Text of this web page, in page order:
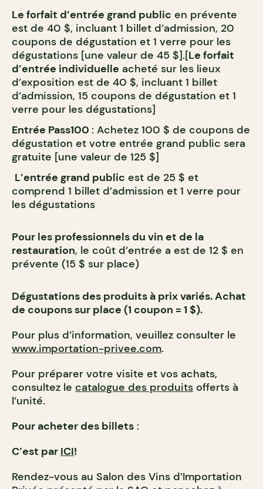
Le forfait d’entrée grand public en prévente
est de 40 $, incluant 1 billet d’admission, 20
coupons de dégustation et 1 verre pour les
dégustations [une valeur de 45 $].[Le forfait
d’entrée individuelle acheté sur les lieux
d’exposition est de 40 $, incluant 1 billet
d’admission, 15 coupons de dégustation et 1
verre pour les dégustations]
Entrée Pass100 : Achetez 100 $ de coupons de
dégustation et votre entrée grand public sera
gratuite [une valeur de 125 $]
L’entrée grand public est de 25 $ et
comprend 1 billet d’admission et 1 verre pour
les dégustations
Pour les professionnels du vin et de la
restauration, le coût d’entrée a est de 12 $ en
prévente (15 $ sur place)
Dégustations des produits à prix variés. Achat
de coupons sur place (1 coupon = 1 $).
Pour plus d’information, veuillez consulter le
www.importation-privee.com.
Pour préparer votre visite et vos achats,
consultez le catalogue des produits offerts à
l’unité.
Pour acheter des billets :
C’est par ICI!
Rendez-vous au Salon des Vins d’Importation